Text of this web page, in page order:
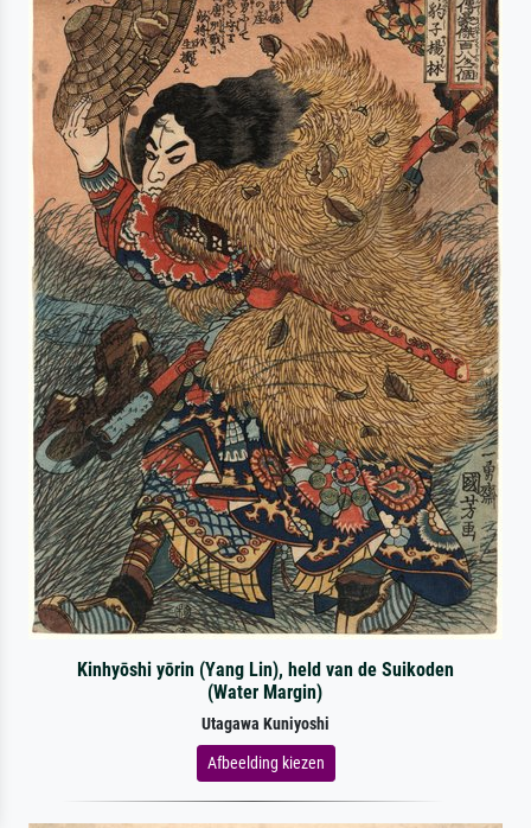
Kinhyōshi yōrin (Yang Lin), held van de Suikoden
(Water Margin)
Utagawa Kuniyoshi
Afbeelding kiezen